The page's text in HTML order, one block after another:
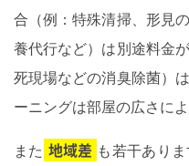
合（例：特殊清掃、形見
養代行など）は別途料金
死現場などの消臭除菌）
ーニングは部屋の広さに
また 地域差 も若干あり